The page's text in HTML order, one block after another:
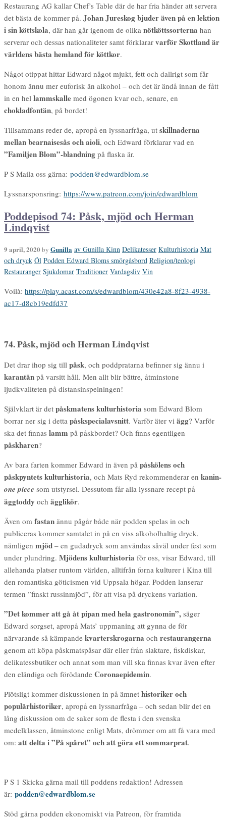
Restaurang AG kallar Chef’s Table där de har fria händer att servera
det bästa de kommer på. Johan Jureskog bjuder även på en lektion
i sin köttskola, där han går igenom de olika nötköttssorterna han
serverar och dessas nationaliteter samt förklarar varför Skottland är
världens bästa hemland för köttkor.
Något otippat hittar Edward något mjukt, fett och dallrigt som får
honom ännu mer euforisk än alkohol – och det är ändå innan de fått
in en hel lammskalle med ögonen kvar och, senare, en
chokladfontän, på bordet!
Tillsammans reder de, apropå en lyssnarfråga, ut skillnaderna
mellan bearnaisesås och aioli, och Edward förklarar vad en
”Familjen Blom”-blandning på flaska är.
P S Maila oss gärna: podden@edwardblom.se
Lyssnarsponsring: https://www.patreon.com/join/edwardblom
Poddepisod 74: Påsk, mjöd och Herman
Lindqvist
9 april, 2020 by Gunilla av Gunilla Kinn Delikatesser Kulturhistoria Mat
och dryck Öl Podden Edward Bloms smörgåsbord Religion/teologi
Restauranger Sjukdomar Traditioner Vardagsliv Vin
Voilà: https://play.acast.com/s/edwardblom/430e42a8-8f23-4938-
ac17-d8cb19edfd37
74. Påsk, mjöd och Herman Lindqvist
Det drar ihop sig till påsk, och poddpratarna befinner sig ännu i
karantän på varsitt håll. Men allt blir bättre, åtminstone
ljudkvaliteten på distansinspelningen!
Självklart är det påskmatens kulturhistoria som Edward Blom
borrar ner sig i detta påskspecialavsnitt. Varför äter vi ägg? Varför
ska det finnas lamm på påskbordet? Och finns egentligen
påskharen?
Av bara farten kommer Edward in även på påskölens och
påskpyntets kulturhistoria, och Mats Ryd rekommenderar en kanin-
one piece som utstyrsel. Dessutom får alla lyssnare recept på
äggtoddy och ägglikör.
Även om fastan ännu pågår både när podden spelas in och
publiceras kommer samtalet in på en viss alkoholhaltig dryck,
nämligen mjöd – en gudadryck som användas såväl under fest som
under plundring. Mjödens kulturhistoria för oss, visar Edward, till
allehanda platser runtom världen, alltifrån forna kulturer i Kina till
den romantiska göticismen vid Uppsala högar. Podden lanserar
termen ”finskt russinmjöd”, för att visa på dryckens variation.
”Det kommer att gå åt pipan med hela gastronomin”, säger
Edward sorgset, apropå Mats’ uppmaning att gynna de för
närvarande så kämpande kvarterskrogarna och restaurangerna
genom att köpa påskmatspåsar där eller från slaktare, fiskdiskar,
delikatessbutiker och annat som man vill ska finnas kvar även efter
den eländiga och förödande Coronaepidemin.
Plötsligt kommer diskussionen in på ämnet historiker och
populärhistoriker, apropå en lyssnarfråga – och sedan blir det en
lång diskussion om de saker som de flesta i den svenska
medelklassen, åtminstone enligt Mats, drömmer om att få vara med
om: att delta i ”På spåret” och att göra ett sommarprat.
P S 1 Skicka gärna mail till poddens redaktion! Adressen
är: podden@edwardblom.se
Stöd gärna podden ekonomiskt via Patreon, för framtida